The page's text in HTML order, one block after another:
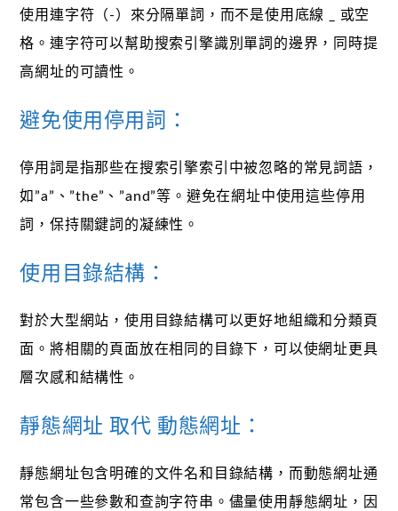
使用連字符（-）來分隔單詞，而不是使用底線 _ 或空
格。連字符可以幫助搜索引擎識別單詞的邊界，同時提
高網址的可讀性。
避免使用停用詞：
停用詞是指那些在搜索引擎索引中被忽略的常見詞語，
如”a”、”the”、”and”等。避免在網址中使用這些停用
詞，保持關鍵詞的凝練性。
使用目錄結構：
對於大型網站，使用目錄結構可以更好地組織和分類頁
面。將相關的頁面放在相同的目錄下，可以使網址更具
層次感和結構性。
靜態網址 取代 動態網址：
靜態網址包含明確的文件名和目錄結構，而動態網址通
常包含一些參數和查詢字符串。儘量使用靜態網址，因